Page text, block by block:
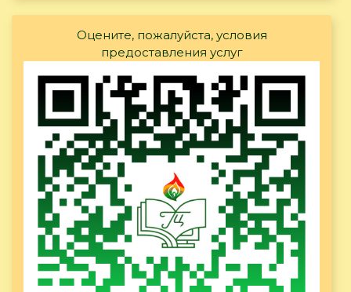
Оцените, пожалуйста, условия
предоставления услуг